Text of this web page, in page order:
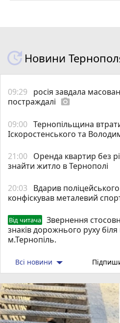
Новини
09:29
росія завдала
постраждалі photo_camera
09:00 Тернопільщина
Іскоростенського та
21:00 Оренда квартир без
знайти житло в Тернополі
20:03
Вдарив
конфіскував металевий
Від читача
Звернення
знаків дорожнього руху
м.Тернопіль.
Всі новини